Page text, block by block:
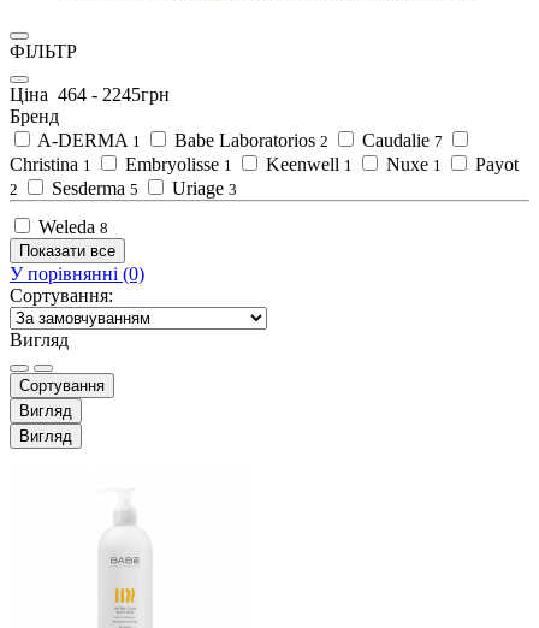
ФІЛЬТР
Ціна 464 - 2245грн
Бренд
A-DERMA 1 Babe Laboratorios 2 Caudalie 7
Christina 1 Embryolisse 1 Keenwell 1 Nuxe 1 Payot
2 Sesderma 5 Uriage 3
Weleda 8
Показати все
У порівнянні (0)
Сортування:
Вигляд
Сортування
Вигляд
Вигляд